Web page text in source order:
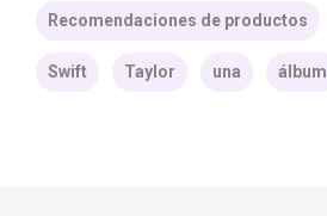
Recomendaciones de productos
Swift Taylor una álbum